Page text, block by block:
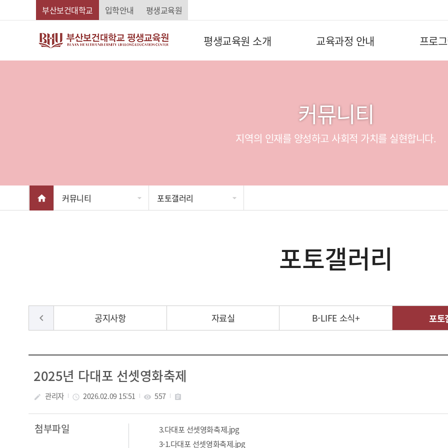
Skip Menu
부산보건대학교 입학안내 평생교육원
평생교육원 소개 교육과정 안내 프로
커뮤니티
지역의 인재를 양성하고 사회적 가치를 실현합니다.
home 커뮤니티 포토갤러리
포토갤러리
공지사항 자료실 B-LIFE 소식+ 포토
chevron_left
2025년 다대포 선셋영화축제
create 관리자 access_time 2026.02.09 15:51 visibility 557 assignment
첨부파일
3.다대포 선셋영화축제.jpg
3-1.다대포 선셋영화축제.jpg